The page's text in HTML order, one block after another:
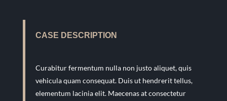
CASE DESCRIPTION
Curabitur fermentum nulla non justo aliquet, quis
vehicula quam consequat. Duis ut hendrerit tellus,
elementum lacinia elit. Maecenas at consectetur